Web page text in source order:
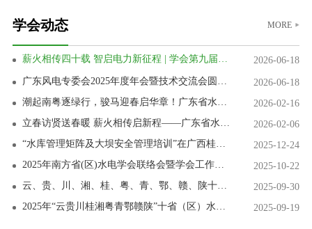
学会动态 MORE
2026-06-18
2026-06-18
2026-02-16
2026-02-06
“水库管理矩阵及大坝安全管理培训”在广西桂平成功举办
2025-12-24
2025年南方省(区)水电学会联络会暨学会工作交流会在长沙召开
2025-10-22
云、贵、川、湘、桂、粤、青、鄂、赣、陕十省（区) 2025年水电站运行管理及检修技术研讨会在宜昌成功举办
2025-09-30
2025-09-19